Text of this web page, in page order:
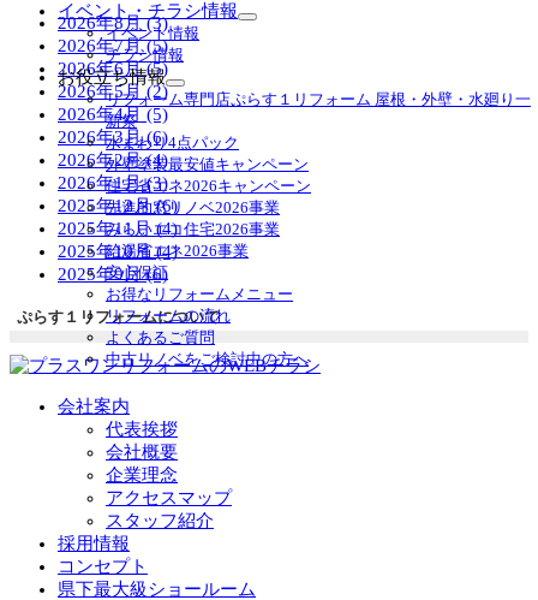
イベント・チラシ情報
サ
ニ
ュ
を
展
開
イベント情報
チラシ情報
お役立ち情報
サ
メ
ニ
ュ
ー
を
展
開
リフォーム専門店ぷらす１リフォーム 屋根・外壁・水廻り一
新祭
水まわり4点パック
外壁塗装最安値キャンペーン
住宅省エネ2026キャンペーン
先進的窓リノベ2026事業
みらいエコ住宅2026事業
給湯省エネ2026事業
安心保証
お得なリフォームメニュー
リフォームの流れ
よくあるご質問
中古リノベをご検討中の方へ
2026年8月 (3)
2026年7月 (5)
2026年6月 (5)
2026年5月 (2)
2026年4月 (5)
2026年3月 (6)
2026年2月 (4)
2026年1月 (3)
2025年12月 (6)
2025年11月 (4)
2025年10月 (4)
2025年9月 (6)
ぷらす１リフォームについて
会社案内
代表挨拶
会社概要
企業理念
アクセスマップ
スタッフ紹介
採用情報
コンセプト
県下最大級ショールーム